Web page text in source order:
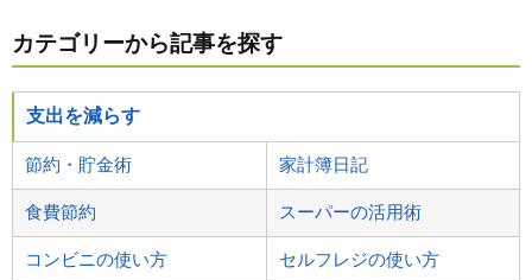
カテゴリーから記事を探す
支出を減らす
節約・貯金術 家計簿日記
食費節約 スーパーの活用術
コンビニの使い方 セルフレジの使い方